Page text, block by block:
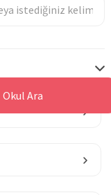
Okul Ara